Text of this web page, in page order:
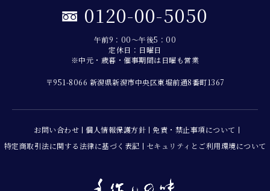
0120-00-5050
午前9：00～午後5：00
定休日：日曜日
※中元・歳暮・催事期間は日曜も営業
〒951-8066 新潟県新潟市中央区東堀前通8番町1367
お問い合わせ 個人情報保護方針
免責・禁止事項について
特定商取引法に関する法律に基づく表記
セキュリティとご利用環境について